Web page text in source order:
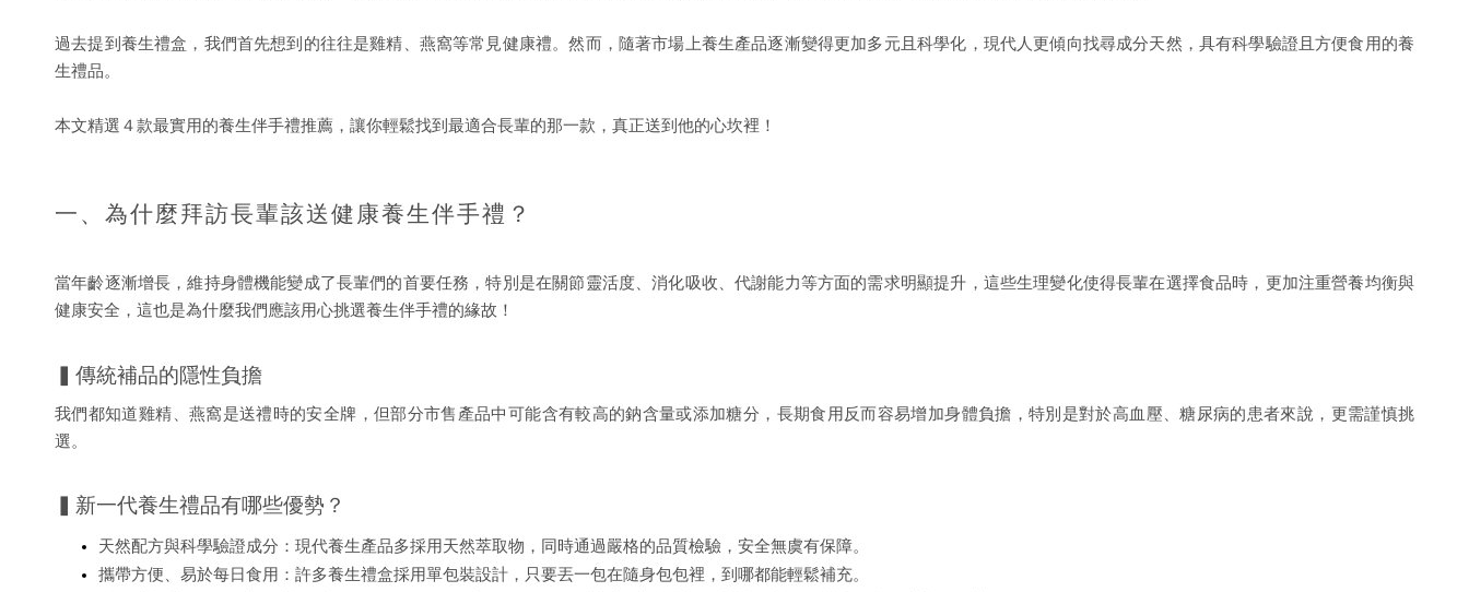
過去提到養生禮盒，我們首先想到的往往是雞精、燕窩等常見健康禮。然而，隨著市場上養生產品逐漸變得更加多元且科學化，現代人更傾向找尋成分天然，具有科學驗證且方便食用的養
生禮品。
本文精選４款最實用的養生伴手禮推薦，讓你輕鬆找到最適合長輩的那一款，真正送到他的心坎裡！
一、為什麼拜訪長輩該送健康養生伴手禮？
當年齡逐漸增長，維持身體機能變成了長輩們的首要任務，特別是在關節靈活度、消化吸收、代謝能力等方面的需求明顯提升，這些生理變化使得長輩在選擇食品時，更加注重營養均衡與
健康安全，這也是為什麼我們應該用心挑選養生伴手禮的緣故！
▍傳統補品的隱性負擔
我們都知道雞精、燕窩是送禮時的安全牌，但部分市售產品中可能含有較高的鈉含量或添加糖分，長期食用反而容易增加身體負擔，特別是對於高血壓、糖尿病的患者來說，更需謹慎挑
選。
▍新一代養生禮品有哪些優勢？
天然配方與科學驗證成分：現代養生產品多採用天然萃取物，同時通過嚴格的品質檢驗，安全無虞有保障。
攜帶方便、易於每日食用：許多養生禮盒採用單包裝設計，只要丟一包在隨身包包裡，到哪都能輕鬆補充。